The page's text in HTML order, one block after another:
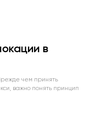
в
чем принять
важно понять принцип